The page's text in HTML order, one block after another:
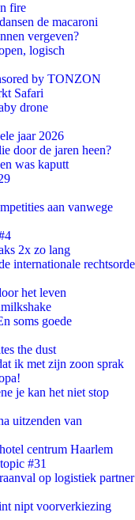
fire
de macaroni
vergeven?
logisch
by TONZON
Safari
drone
jaar 2026
door de jaren heen?
was kaputt
aan vanwege
2x zo lang
internationale rechtsorde
het leven
soms goede
the dust
ik met zijn zoon sprak
je kan het niet stop
uitzenden van
centrum Haarlem
#31
op logistiek partner
nipt voorverkiezing